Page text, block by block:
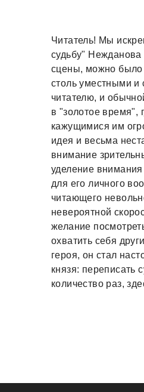
Читатель! Мы
судьбу" Нежданова
сцены, можно было
столь уместными и
читателю, и
в "золотое время",
кажущимися им
идея и весьма
внимание
уделение
для его личного
читающего
невероятной
желание
охватить себя
героя, он стал
князя: переписать
количество раз,